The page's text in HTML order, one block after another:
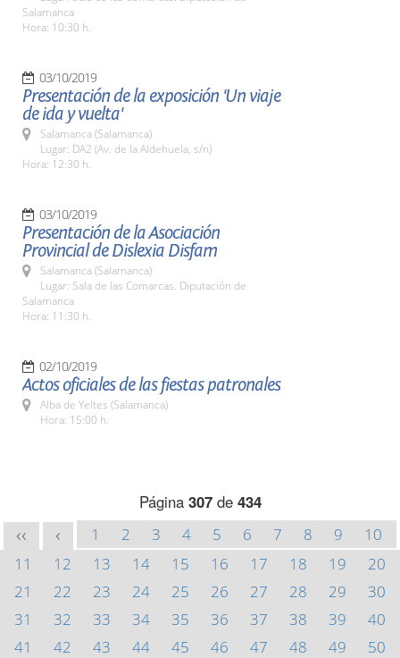
Salamanca
Hora: 10:30 h.
03/10/2019
Presentación de la exposición 'Un viaje
de ida y vuelta'
Salamanca (Salamanca)
Lugar: DA2 (Av. de la Aldehuela, s/n)
Hora: 12:30 h.
03/10/2019
Presentación de la Asociación
Provincial de Dislexia Disfam
Salamanca (Salamanca)
Lugar: Sala de las Comarcas. Diputación de
Salamanca
Hora: 11:30 h.
02/10/2019
Actos oficiales de las fiestas patronales
Alba de Yeltes (Salamanca)
Hora: 15:00 h.
Página 307de 434
<< < 1 2 3 4 5 6 7 8 9
10
11
12 13 14 15 16 17 18 19
20
21
22 23 24 25 26 27 28 29
30
31
32 33 34 35 36 37 38 39
40
41
42 43 44 45 46 47 48 49
50